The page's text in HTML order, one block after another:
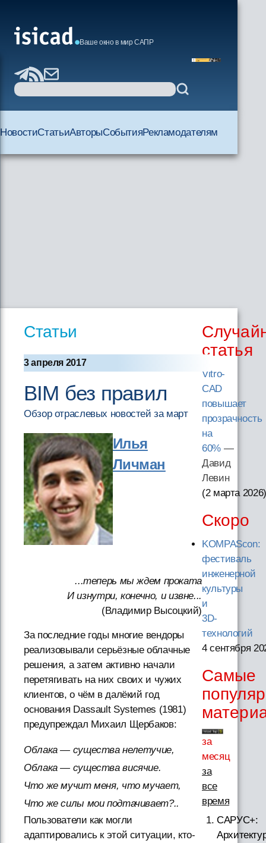
Ваше окно в мир САПР
НовостиСтатьиАвторыСобытияРекламодателям
Статьи
3 апреля 2017
BIM без правил
Обзор отраслевых новостей за март
Илья
Личман
...теперь мы ждем проката
И изнутри, конечно, и извне...
(Владимир Высоцкий)
За последние годы многие вендоры
реализовывали серьёзные облачные
решения, а затем активно начали
перетягивать на них своих и чужих
клиентов, о чём в далёкий год
основания Dassault Systemes (1981)
предупреждал Михаил Щербаков:
Облака — существа нелетучие,
Облака — существа висячие.
Что же мучит меня, что мучает,
Что же силы мои подтачивает?..
Пользователи как могли
адаптировались к этой ситуации, кто-
статья
Vitro-
CAD
повышает
прозрачность
на
60%—
Давид
Левин
(2 марта 2026)
Скоро
KOMPAScon:
фестиваль
инженерной
культуры
и
3D-
технологий
4 сентября
Самые
за
месяц
за
все
время
САРУС+: